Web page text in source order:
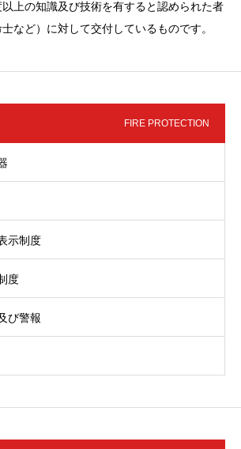
上の知識及び技術を有すると認められた者
士など）に対して交付しているものです。
FIRE PROTECTION
示制度
度
び警報